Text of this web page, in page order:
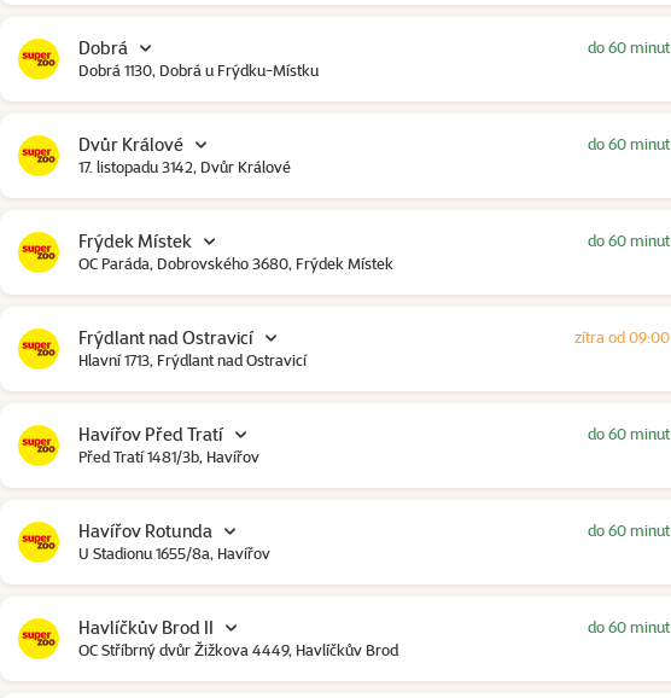
Dobrá
Dobrá 1130, Dobrá u Frýdku-Místku
do 60 minut
Dvůr Králové
17. listopadu 3142, Dvůr Králové
do 60 minut
Frýdek Místek
OC Paráda, Dobrovského 3680, Frýdek Místek
do 60 minut
Frýdlant nad Ostravicí
Hlavní 1713, Frýdlant nad Ostravicí
zítra od 09:00
Havířov Před Tratí
Před Tratí 1481/3b, Havířov
do 60 minut
Havířov Rotunda
U Stadionu 1655/8a, Havířov
do 60 minut
Havlíčkův Brod II
OC Stříbrný dvůr Žižkova 4449, Havlíčkův Brod
do 60 minut